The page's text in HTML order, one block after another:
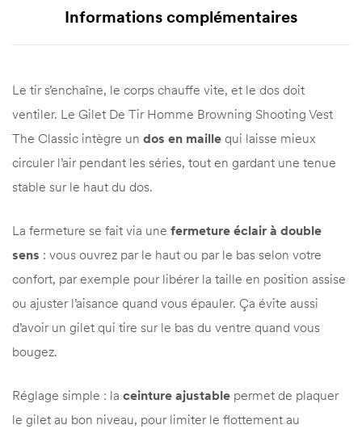
Informations complémentaires
Le tir s’enchaîne, le corps chauffe vite, et le dos doit
ventiler. Le Gilet De Tir Homme Browning Shooting Vest
The Classic intègre un dos en maille qui laisse mieux
circuler l’air pendant les séries, tout en gardant une tenue
stable sur le haut du dos.
La fermeture se fait via une fermeture éclair à double
sens : vous ouvrez par le haut ou par le bas selon votre
confort, par exemple pour libérer la taille en position assise
ou ajuster l’aisance quand vous épauler. Ça évite aussi
d’avoir un gilet qui tire sur le bas du ventre quand vous
bougez.
Réglage simple : la ceinture ajustable permet de plaquer
le gilet au bon niveau, pour limiter le flottement au